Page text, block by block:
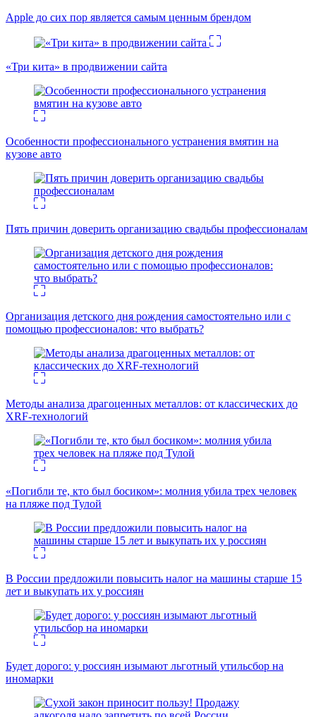
Apple до сих пор является самым ценным брендом
«Три кита» в продвижении сайта
Особенности профессионального устранения вмятин на
кузове авто
Пять причин доверить организацию свадьбы профессионалам
Организация детского дня рождения самостоятельно или с
помощью профессионалов: что выбрать?
Методы анализа драгоценных металлов: от классических до
XRF-технологий
«Погибли те, кто был босиком»: молния убила трех человек
на пляже под Тулой
В России предложили повысить налог на машины старше 15
лет и выкупать их у россиян
Будет дорого: у россиян изымают льготный утильсбор на
иномарки